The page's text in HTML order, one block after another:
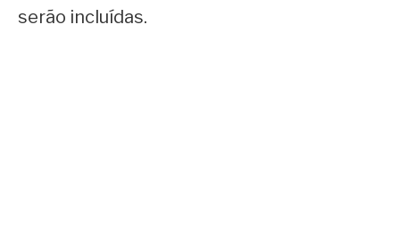
serão incluídas.